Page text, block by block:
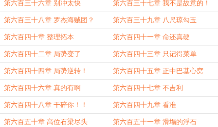
验
第六百三十六章 别冲太快 第六百三十七章 我不是故意的！
第六百三十八章 罗杰海贼团？ 第六百三十九章 八尺琼勾玉
第六百四十章 整理拓本 第六百四十一章 命还真硬
第六百四十二章 局势变了 第六百四十三章 只记得菜单
第六百四十四章 局势逆转！ 第六百四十五章 正中巴基心窝
第六百四十六章 真的有啊
——！！！
第六百四十七章 不吉利
第六百四十八章 干碎你！！ 第六百四十九章 看准
第六百五十章 高位石梁尽头 第六百五十一章 滑塌的浮石